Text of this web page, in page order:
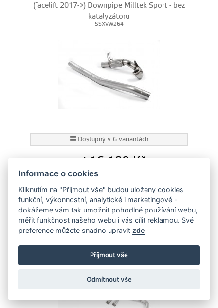
Informace o cookies
Kliknutím na "Přijmout vše" budou uloženy cookies
funkční, výkonnostní, analytické i marketingové -
dokážeme vám tak umožnit pohodlné používání webu,
měřit funkčnost našeho webu i vás cílit reklamou. Své
preference můžete snadno upravit zde
Příjmout vše
Odmítnout vše
(facelift 2017->) Downpipe Milltek Sport - bez
katalyzátoru
SSXVW264
Dostupný v 6 variantách
od 16 180 Kč
Varianty skladem
Catback výfuk RACE VW Golf 7 GTI +
Performance 2,0 TSI (facelift 2017->) Milltek